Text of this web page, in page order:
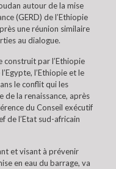
autour de la mise
(GERD) de l’Ethiopie
une réunion similaire
au dialogue.
construit par l’Ethiopie
l’Ethiopie et le
le conflit qui les
la renaissance, après
du Conseil exécutif
de l’Etat sud-africain
et visant à prévenir
en eau du barrage, va